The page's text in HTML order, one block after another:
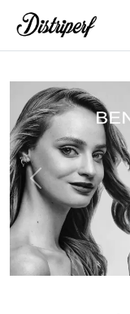
Anterior